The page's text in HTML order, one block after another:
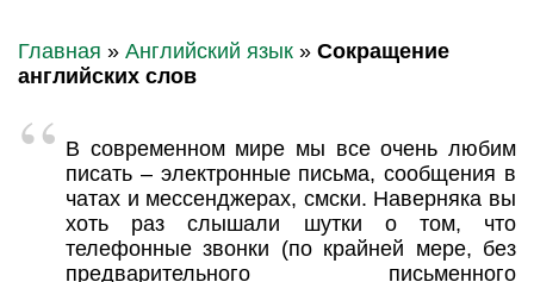
Главная » Английский язык » Сокращение
английских слов
В современном мире мы все очень любим
писать – электронные письма, сообщения в
чатах и мессенджерах, смски. Наверняка вы
хоть раз слышали шутки о том, что
телефонные звонки (по крайней мере, без
предварительного письменного